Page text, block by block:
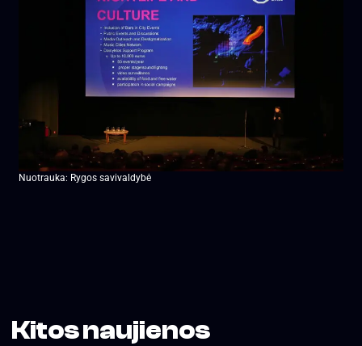
Nuotrauka: Rygos savivaldybė
Kitos naujienos